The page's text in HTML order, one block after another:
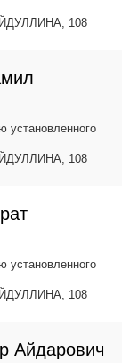
108
установленного
108
установленного
108
Айдарович